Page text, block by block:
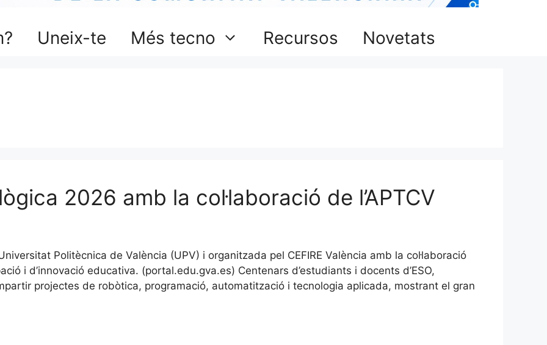
Uneix-te Més tecno Recursos Novetats
2026 amb la col·laboració de l’APTCV
Politècnica de València (UPV) i organitzada pel CEFIRE València amb la col·laboració
i d’innovació educativa. (portal.edu.gva.es) Centenars d’estudiants i docents d’ESO,
projectes de robòtica, programació, automatització i tecnologia aplicada, mostrant el gran